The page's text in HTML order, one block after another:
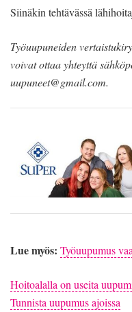
Siinäkin tehtävässä
Työuupuneiden
voivat ottaa yhteyttä
uupuneet@gmail.com.
Lue myös: Työuupumus
Hoitoalalla on useita
Tunnista uupumus ajoissa